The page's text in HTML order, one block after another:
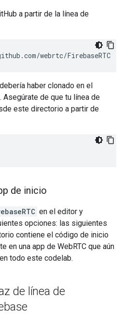
a partir de la línea de
haber clonado en el
. Asegúrate de que tu línea de
este directorio a partir de
de inicio
en el editor y
opciones: las siguientes
contiene el código de inicio
en una app de WebRTC que aún
todo este codelab.
de línea de